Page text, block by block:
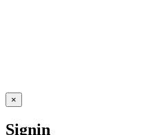
×
Signin